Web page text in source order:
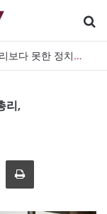
폐버스를 청년주택으로? 탑골공원 술자리보다 못한 정치의 상상력
리,
이메일 인쇄